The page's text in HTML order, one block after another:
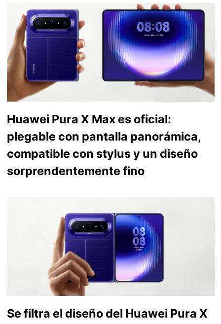
Huawei Pura X Max es oficial:
plegable con pantalla panorámica,
compatible con stylus y un diseño
sorprendentemente fino
Se filtra el diseño del Huawei Pura X